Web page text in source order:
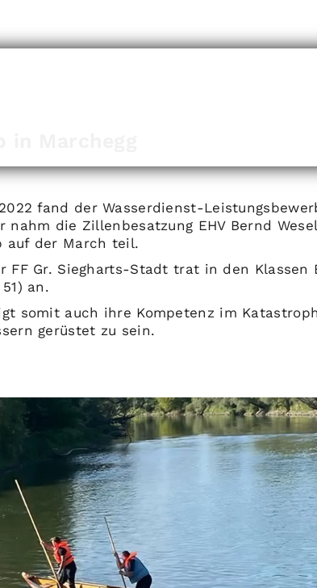
Marchegg
fand der Wasserdienst-
nahm die Zillenbesatzung EHV Bernd
auf der March teil.
FF Gr. Siegharts-Stadt trat in den Klassen
an.
somit auch ihre Kompetenz im
gerüstet zu sein.